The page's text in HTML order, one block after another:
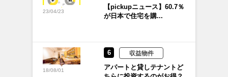
23/04/23
【pickupニュース】60.7％
が日本で住宅を購...
18/08/01
6 収益物件
アパートと貸しテナントど